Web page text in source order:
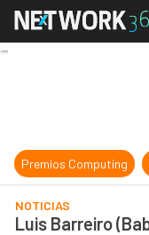
Premios Computing
NOTICIAS
Luis Barreiro